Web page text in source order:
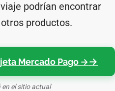
podrían encontrar
productos.
Mercado Pago →
en el sitio actual